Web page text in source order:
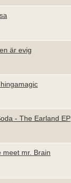
är evig
- The Earland EP
meet mr. Brain